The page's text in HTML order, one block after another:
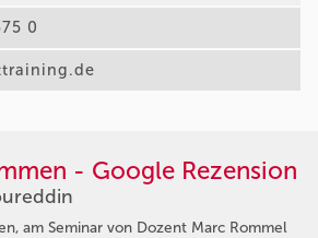
0
- Google Rezension
am Seminar von Dozent Marc Rommel